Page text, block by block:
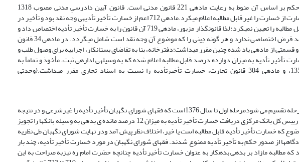
در این ماده‏ى قانونى، خسارت تأخیر تأدیه پذیرفته شده، ولى صدور حکم بر اساس آن منوط به رعایت ماده‏ى 221 قانون مدنى است. قانون آیین دادرسىِ مدنى مصوب 1318
درماده712خسارت تأخیر تأدیه پذیرفته شده بود، ولى در ماده‏ى 713 خسارت از خسارت را غیر قابل مطالبه اعلام مى‏کرد.ماده‏ى 712 اعم از خسارت تأخیر تأدیه‏ى وجه نقد بود و تأخیر در
اداى دیونِ دیگر را نیز شامل مى‏گشت، ضمن آن‏که میزان دقیق خسارتِ قابل مطالبه را تعیین نمى‏کرد؛ لذا قانون‏گذار مزبور، ماده‏ى 719 آن قانون را به خسارت تأخیر تأدیه اختصاص داد و
رقم مشخصى را براى آن در نظر گرفت. ملاحظه مى‏شود که این ماده، به عقد قرض اختصاصى ندارد و هر گونه دِینى را که موضوع آن وجه نقد است شامل مى‏گردد. در ماده‏ى 34 قانون
میان آمده بود و قسمتى از ماده‏ى یاد شده چنین مقرر مى‏داشت:دفترخانه، بنا به تقاضاى بستانکار، اجراییه براى وصول طلب و
خواهد کرد.در ماده‏ى 36 آن قانون هم خسارت تأخیر تأدیه به میزان دوازده درصد قابل مطالبه اعلام شده که به وسیله‏ى اداره‏ى ثبت، مأخوذ و تماماً به
طلبکار داده مى‏شد.هم‏چنین ماده‏ى 11 قانون صدور چک، مصوب 1355، و ماده‏ى 304 قانون تجارت، خسارت تأخیرتأدیه را نسبت به اسناد تجارى مقرر مى‏داشت.(وحدتی
نظام حقوقی بعد از انقلاب اسلامی در خصوص خسارت تأخیر تأدیه به دو مرحله تقسیم می شودمرحله اول تا سال 1376است که فقهای شورای نگهبان تأخیر تأدیه را غیرشرعی و در نتیجه
غیرقانونی می دانستند. در سال 1361شورای نگهبان در پاسخ به استعلام رییس کل بانک مرکزی دریافت خسارت تأخیر تأدیه به میزان 12 درصد مانده ی بدهی به وسیله بانکها را تجویز
اسلامی، راجع به این موضوع که خسارت تأخیر تأدیه قابل مطالبه است یا خیر، اختلاف نظر پیش آمد ودر نهایت شورای نگهبان طی نظریه
عمل دادگاهها از صدور حکم به تأخیر تأدیه ممنوع شدند. فقهای شورای نگهبان در مورد خسارت تأخیر تأدیه، چند بار
و حتی در یکی از این نظریات در سال 1364 اعلام کردند که مطالبه مازاد بر بدهی بدهکار به عنوان خسارت تأخیر تأدیه چنانچه حضرت امام ره نیزبه صراحت به این